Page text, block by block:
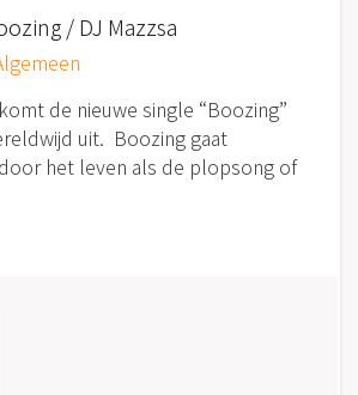
/ DJ Mazzsa
de nieuwe single “Boozing”
uit. Boozing gaat
het leven als de plopsong of